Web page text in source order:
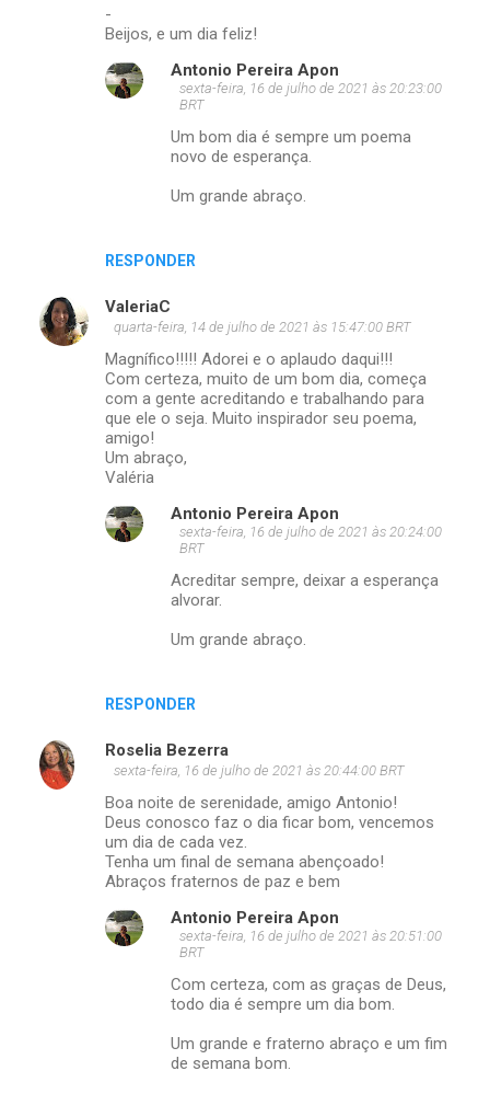
-
Beijos, e um dia feliz!
RESPONDER
Antonio Pereira Apon
sexta-feira, 16 de julho de 2021 às 20:23:00
BRT
Um bom dia é sempre um poema
novo de esperança.
Um grande abraço.
ValeriaC
quarta-feira, 14 de julho de 2021 às 15:47:00 BRT
Magnífico!!!!! Adorei e o aplaudo daqui!!!
Com certeza, muito de um bom dia, começa
com a gente acreditando e trabalhando para
que ele o seja. Muito inspirador seu poema,
amigo!
Um abraço,
Valéria
RESPONDER
Antonio Pereira Apon
sexta-feira, 16 de julho de 2021 às 20:24:00
BRT
Acreditar sempre, deixar a esperança
alvorar.
Um grande abraço.
Roselia Bezerra
sexta-feira, 16 de julho de 2021 às 20:44:00 BRT
Boa noite de serenidade, amigo Antonio!
Deus conosco faz o dia ficar bom, vencemos
um dia de cada vez.
Tenha um final de semana abençoado!
Abraços fraternos de paz e bem
Antonio Pereira Apon
sexta-feira, 16 de julho de 2021 às 20:51:00
BRT
Com certeza, com as graças de Deus,
todo dia é sempre um dia bom.
Um grande e fraterno abraço e um fim
de semana bom.